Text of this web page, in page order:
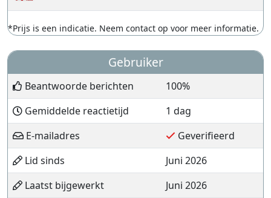
*Prijs is een indicatie. Neem contact op voor meer informatie.
Gebruiker
Beantwoorde berichten
100%
Gemiddelde reactietijd
1 dag
E-mailadres
Geverifieerd
Lid sinds
Juni 2026
Laatst bijgewerkt
Juni 2026